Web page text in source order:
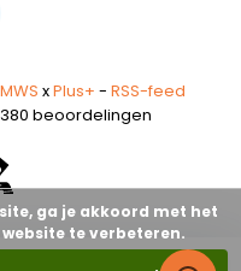
xPlus+ - RSS-feed
beoordelingen
ga je akkoord met het
te verbeteren.